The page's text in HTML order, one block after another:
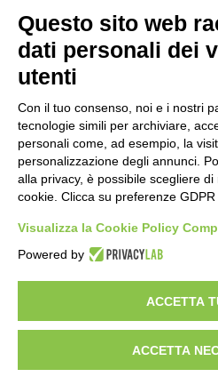
ORNELLAIA MASSETO
2018 CL.75
€
← 1 2 3 …
Vini Italiani ed Esteri, Distillati e
Privacy policy & cookie policy
Spedizioni e
Questo sito web
dati personali dei
utenti
Con il tuo consenso, noi e i nostri
tecnologie simili per archiviare,
personali come, ad esempio, la
personalizzazione degli annunci.
alla privacy, è possibile scegliere
cookie. Clicca su preferenze
Visualizza la Cookie Policy
Powered by
ACCETTA
ACCETTA